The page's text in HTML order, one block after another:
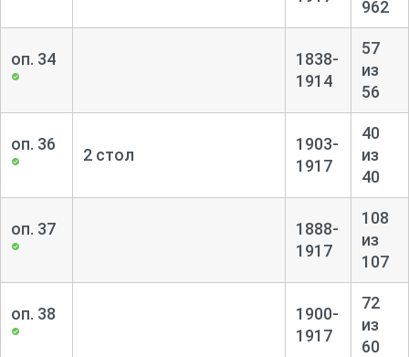
962
оп. 34
1838-
1914
57
из
56
оп. 36
2 стол
1903-
1917
40
из
40
оп. 37
1888-
1917
108
из
107
оп. 38
1900-
1917
72
из
60